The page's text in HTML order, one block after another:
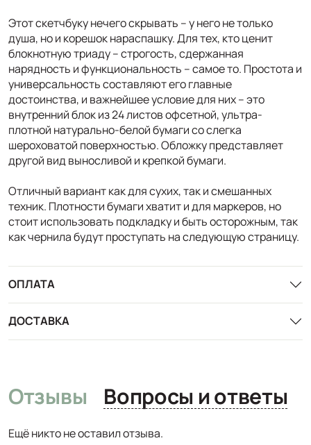
Этот скетчбуку нечего скрывать – у него не только
душа, но и корешок нараспашку. Для тех, кто ценит
блокнотную триаду – строгость, сдержанная
нарядность и функциональность – самое то. Простота и
универсальность составляют его главные
достоинства, и важнейшее условие для них – это
внутренний блок из 24 листов офсетной, ультра-
плотной натурально-белой бумаги со слегка
шероховатой поверхностью. Обложку представляет
другой вид выносливой и крепкой бумаги.
Отличный вариант как для сухих, так и смешанных
техник. Плотности бумаги хватит и для маркеров, но
стоит использовать подкладку и быть осторожным, так
как чернила будут проступать на следующую страницу.
ОПЛАТА
ДОСТАВКА
Отзывы Вопросы и ответы
Ещё никто не оставил отзыва.